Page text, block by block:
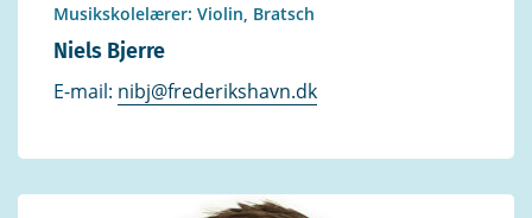
Musikskolelærer: Violin, Bratsch
Niels Bjerre
E-mail: nibj@frederikshavn.dk